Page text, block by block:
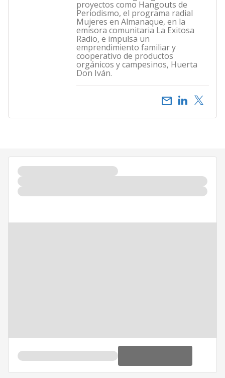
proyectos como Hangouts de
Periodismo, el programa radial
Mujeres en Almanaque, en la
emisora comunitaria La Exitosa
Radio, e impulsa un
emprendimiento familiar y
cooperativo de productos
orgánicos y campesinos, Huerta
Don Iván.
email